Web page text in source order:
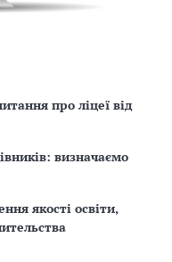
про ліцеї від
визначаємо
якості освіти,